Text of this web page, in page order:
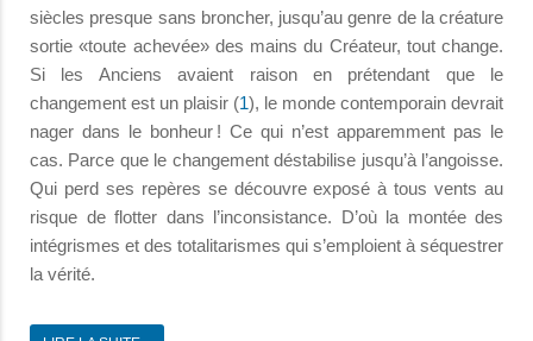
siècles presque sans broncher, jusqu’au genre de la créature
sortie «toute achevée» des mains du Créateur, tout change.
Si les Anciens avaient raison en prétendant que le
changement est un plaisir (1), le monde contemporain devrait
nager dans le bonheur ! Ce qui n’est apparemment pas le
cas. Parce que le changement déstabilise jusqu’à l’angoisse.
Qui perd ses repères se découvre exposé à tous vents au
risque de flotter dans l’inconsistance. D’où la montée des
intégrismes et des totalitarismes qui s’emploient à séquestrer
la vérité.